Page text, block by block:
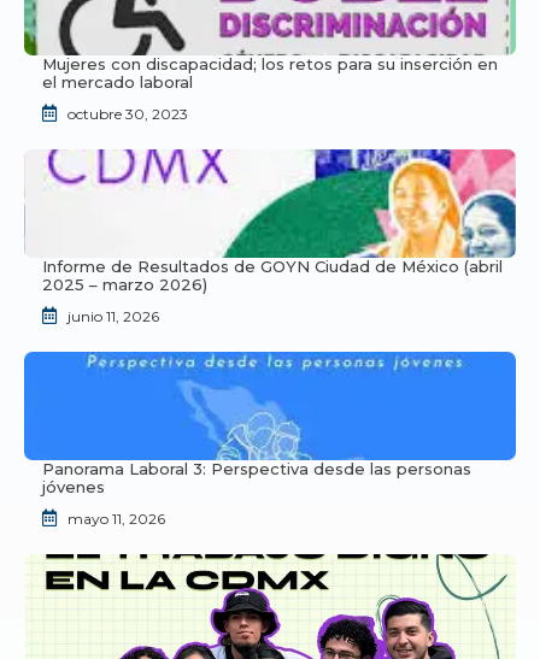
Mujeres con discapacidad; los retos para su inserción en
el mercado laboral
octubre 30, 2023
Informe de Resultados de GOYN Ciudad de México (abril
2025 – marzo 2026)
junio 11, 2026
Panorama Laboral 3: Perspectiva desde las personas
jóvenes
mayo 11, 2026